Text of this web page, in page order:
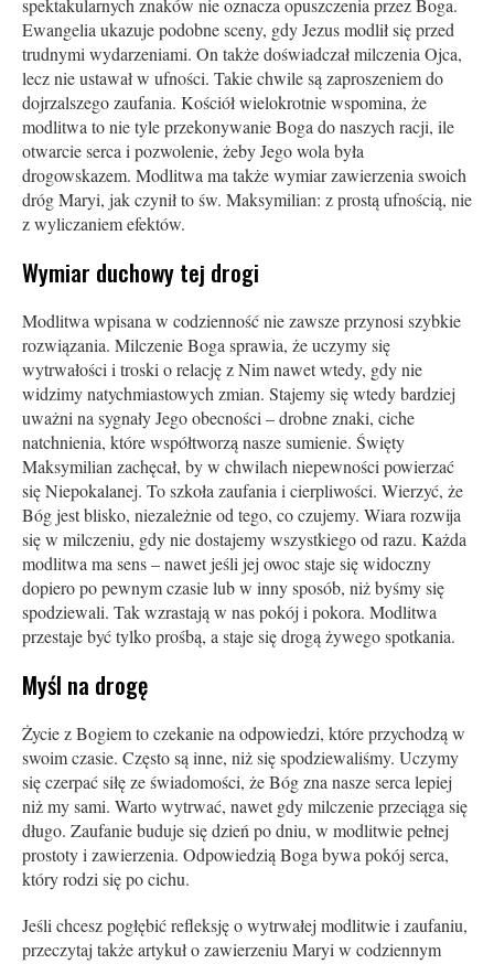
spektakularnych znaków nie oznacza opuszczenia przez Boga.
Ewangelia ukazuje podobne sceny, gdy Jezus modlił się przed
trudnymi wydarzeniami. On także doświadczał milczenia Ojca,
lecz nie ustawał w ufności. Takie chwile są zaproszeniem do
dojrzalszego zaufania. Kościół wielokrotnie wspomina, że
modlitwa to nie tyle przekonywanie Boga do naszych racji, ile
otwarcie serca i pozwolenie, żeby Jego wola była
drogowskazem. Modlitwa ma także wymiar zawierzenia swoich
dróg Maryi, jak czynił to św. Maksymilian: z prostą ufnością, nie
z wyliczaniem efektów.
Wymiar duchowy tej drogi
Modlitwa wpisana w codzienność nie zawsze przynosi szybkie
rozwiązania. Milczenie Boga sprawia, że uczymy się
wytrwałości i troski o relację z Nim nawet wtedy, gdy nie
widzimy natychmiastowych zmian. Stajemy się wtedy bardziej
uważni na sygnały Jego obecności – drobne znaki, ciche
natchnienia, które współtworzą nasze sumienie. Święty
Maksymilian zachęcał, by w chwilach niepewności powierzać
się Niepokalanej. To szkoła zaufania i cierpliwości. Wierzyć, że
Bóg jest blisko, niezależnie od tego, co czujemy. Wiara rozwija
się w milczeniu, gdy nie dostajemy wszystkiego od razu. Każda
modlitwa ma sens – nawet jeśli jej owoc staje się widoczny
dopiero po pewnym czasie lub w inny sposób, niż byśmy się
spodziewali. Tak wzrastają w nas pokój i pokora. Modlitwa
przestaje być tylko prośbą, a staje się drogą żywego spotkania.
Myśl na drogę
Życie z Bogiem to czekanie na odpowiedzi, które przychodzą w
swoim czasie. Często są inne, niż się spodziewaliśmy. Uczymy
się czerpać siłę ze świadomości, że Bóg zna nasze serca lepiej
niż my sami. Warto wytrwać, nawet gdy milczenie przeciąga się
długo. Zaufanie buduje się dzień po dniu, w modlitwie pełnej
prostoty i zawierzenia. Odpowiedzią Boga bywa pokój serca,
który rodzi się po cichu.
Jeśli chcesz pogłębić refleksję o wytrwałej modlitwie i zaufaniu,
przeczytaj także artykuł o zawierzeniu Maryi w codziennym